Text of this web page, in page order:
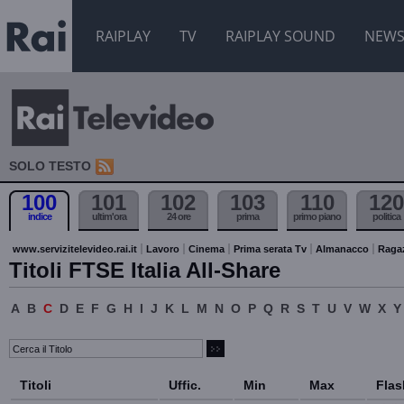
RAIPLAY TV RAIPLAY SOUND NEWS
SOLO TESTO
100
indice
101
ultim'ora
102
24 ore
103
prima
110
primo piano
120
politica
www.servizitelevideo.rai.it Lavoro Cinema Prima serata Tv Almanacco
Titoli FTSE Italia All-Share
A B C D E F G H I J K L M N O P Q R S T U V W X Y
Titoli Uffic. Min Max